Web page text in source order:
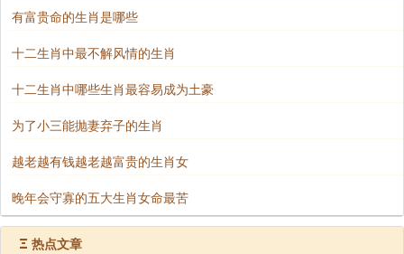
有富贵命的生肖是哪些
十二生肖中最不解风情的生肖
十二生肖中哪些生肖最容易成为土豪
为了小三能抛妻弃子的生肖
越老越有钱越老越富贵的生肖女
晚年会守寡的五大生肖女命最苦
Ξ 热点文章